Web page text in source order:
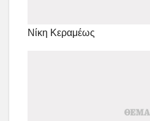
Νίκη Κεραμέως